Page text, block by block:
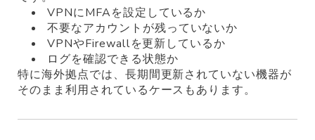
VPNにMFAを設定しているか
不要なアカウントが残っていないか
VPNやFirewallを更新しているか
ログを確認できる状態か
特に海外拠点では、長期間更新されていない機器が
そのまま利用されているケースもあります。